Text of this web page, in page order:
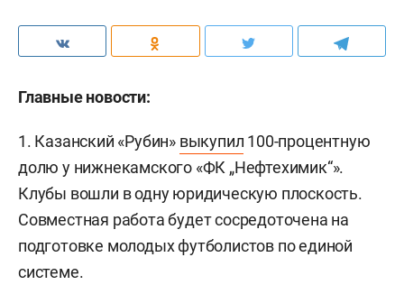
Главные новости:
1. Казанский «Рубин» выкупил 100-процентную
долю у нижнекамского «ФК „Нефтехимик“».
Клубы вошли в одну юридическую плоскость.
Совместная работа будет сосредоточена на
подготовке молодых футболистов по единой
системе.